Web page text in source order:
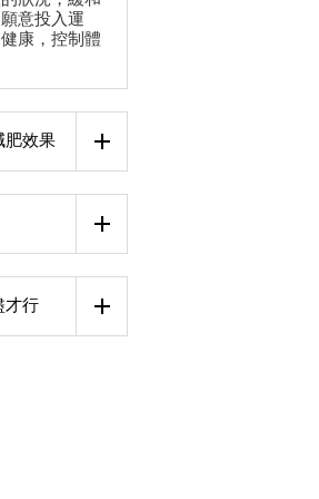
意投入運
康，控制體
肥效果
才行